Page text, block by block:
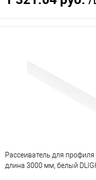
Рассеиватель для профиля
длина 3000 мм, белый